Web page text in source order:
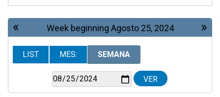
« »
Week beginning Agosto 25, 2024
LIST MES: SEMANA